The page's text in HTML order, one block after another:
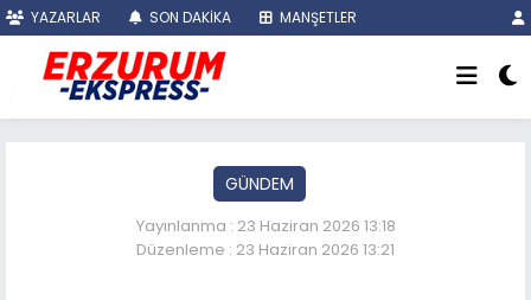
YAZARLAR SON DAKİKA MANŞETLER
GÜNDEM
Yayınlanma : 23 Haziran 2026 13:18
Düzenleme : 23 Haziran 2026 13:21